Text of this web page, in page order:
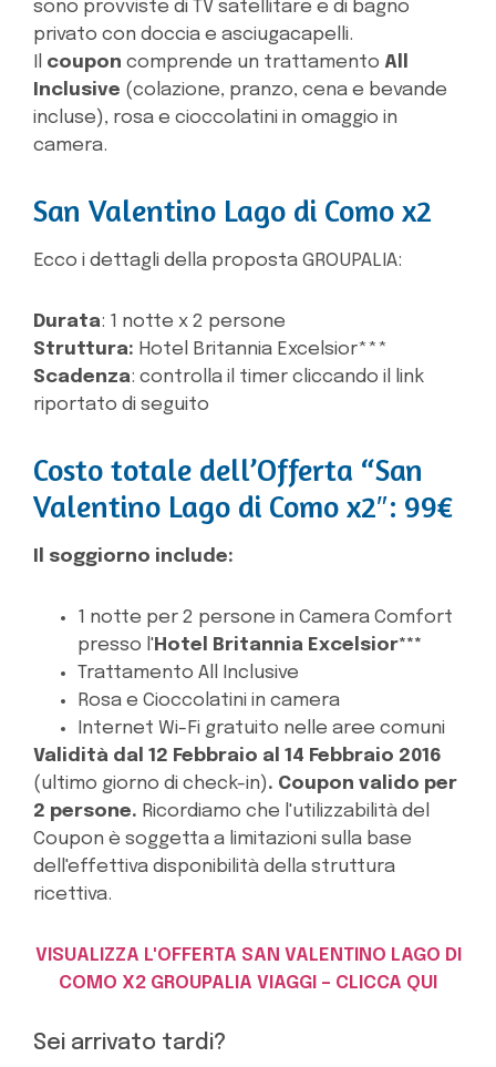
sono provviste di TV satellitare e di bagno
privato con doccia e asciugacapelli.
coupon comprende un trattamento All
Inclusive (colazione, pranzo, cena e bevande
incluse), rosa e cioccolatini in omaggio in
camera.
San Valentino Lago di Como x2
Ecco i dettagli della proposta GROUPALIA:
Durata: 1 notte x 2 persone
Struttura: Hotel Britannia Excelsior***
Scadenza: controlla il timer cliccando il link
riportato di seguito
Costo totale dell’Offerta “San
Valentino Lago di Como x2″: 99€
Il soggiorno include:
1 notte per 2 persone in Camera Comfort
presso l'Hotel Britannia Excelsior***
Trattamento All Inclusive
Rosa e Cioccolatini in camera
Internet Wi-Fi gratuito nelle aree comuni
Validità dal 12 Febbraio al 14 Febbraio 2016
(ultimo giorno di check-in). Coupon valido per
2 persone. Ricordiamo che l'utilizzabilità del
Coupon è soggetta a limitazioni sulla base
dell'effettiva disponibilità della struttura
ricettiva.
VISUALIZZA L'OFFERTA SAN VALENTINO LAGO DI
COMO X2 GROUPALIA VIAGGI – CLICCA QUI
Sei arrivato tardi?